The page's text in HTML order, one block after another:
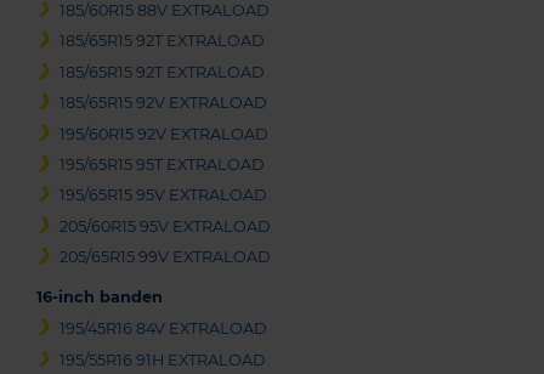
185/60R15 88V EXTRALOAD
185/65R15 92T EXTRALOAD
185/65R15 92T EXTRALOAD
185/65R15 92V EXTRALOAD
195/60R15 92V EXTRALOAD
195/65R15 95T EXTRALOAD
195/65R15 95V EXTRALOAD
205/60R15 95V EXTRALOAD
205/65R15 99V EXTRALOAD
16-inch banden
195/45R16 84V EXTRALOAD
195/55R16 91H EXTRALOAD